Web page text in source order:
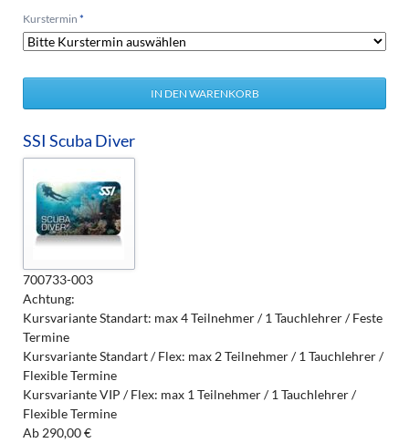
Pflichtfeld
Kurstermin *
SSI Scuba Diver
700733-003
Achtung:
Kursvariante Standart: max 4 Teilnehmer / 1 Tauchlehrer / Feste
Termine
Kursvariante Standart / Flex: max 2 Teilnehmer / 1 Tauchlehrer /
Flexible Termine
Kursvariante VIP / Flex: max 1 Teilnehmer / 1 Tauchlehrer /
Flexible Termine
Ab290,00€